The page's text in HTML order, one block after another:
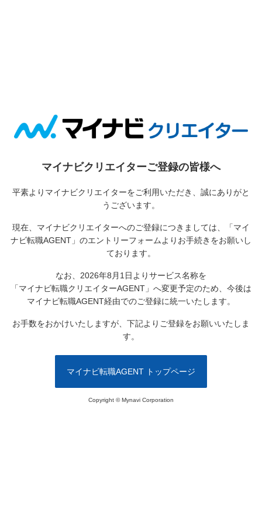
マイナビクリエイターご登録の皆様へ
平素よりマイナビクリエイターをご利用いただき、誠にありがと
うございます。
現在、マイナビクリエイターへのご登録につきましては、
「マイ
ナビ転職AGENT」のエントリーフォームよりお手続きをお願いし
ております。
なお、2026年8月1日よりサービス名称を
「マイナビ転職クリエイターAGENT」へ変更予定のため、 今後は
マイナビ転職AGENT経由でのご登録に統一いたします。
お手数をおかけいたしますが、下記よりご登録をお願いいたしま
す。
マイナビ転職AGENT トップページ
Copyright © Mynavi Corporation